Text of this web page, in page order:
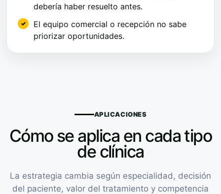
debería haber resuelto antes.
El equipo comercial o recepción no sabe
priorizar oportunidades.
APLICACIONES
Cómo se aplica en cada tipo
de clínica
La estrategia cambia según especialidad, decisión
del paciente, valor del tratamiento y competencia